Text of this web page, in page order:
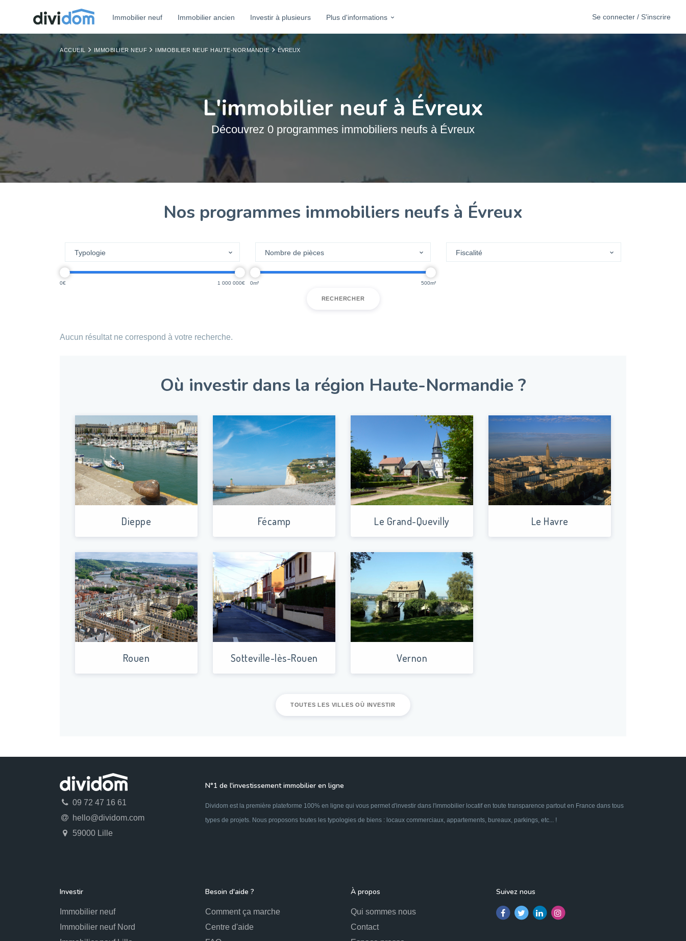
Immobilier neuf Immobilier ancien Investir à plusieurs Plus d'informations Se connecter / S'inscrire
ACCUEIL IMMOBILIER NEUF IMMOBILIER NEUF HAUTE-NORMANDIE ÉVREUX
L'immobilier neuf à Évreux
Découvrez 0 programmes immobiliers neufs à Évreux
Nos programmes immobiliers neufs à Évreux
0 1 000 000 0 500
RECHERCHER
Aucun résultat ne correspond à votre recherche.
Où investir dans la région Haute-Normandie ?
Dieppe Fécamp Le Grand-Quevilly Le Havre
Rouen Sotteville-lès-Rouen Vernon
TOUTES LES VILLES OÙ INVESTIR
09 72 47 16 61
hello@dividom.com
59000 Lille
N°1 de l'investissement immobilier en ligne
Dividom est la première plateforme 100% en ligne qui vous permet d'investir dans l'immobilier locatif en toute transparence partout en France dans tous
types de projets. Nous proposons toutes les typologies de biens : locaux commerciaux, appartements, bureaux, parkings, etc... !
Investir
Immobilier neuf
Immobilier neuf Nord
Besoin d'aide ?
Comment ça marche
Centre d'aide
À propos
Qui sommes nous
Contact
Suivez nous